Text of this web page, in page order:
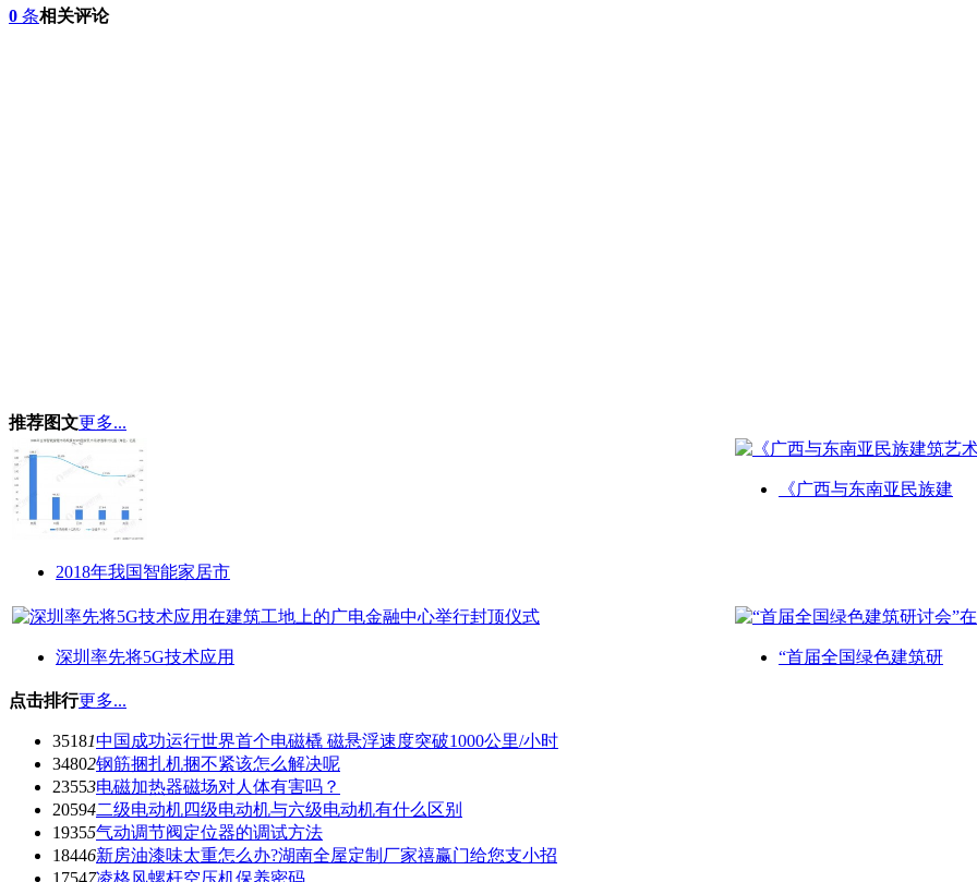
0 条相关评论
推荐图文更多...
2018年我国智能家居市
《广西与东南亚民族建
深圳率先将5G技术应用 “首届全国绿色建筑研
点击排行更多...
35181中国成功运行世界首个电磁橇 磁悬浮速度突破1000公里/小时
34802钢筋捆扎机捆不紧该怎么解决呢
23553电磁加热器磁场对人体有害吗？
20594二级电动机四级电动机与六级电动机有什么区别
19355气动调节阀定位器的调试方法
18446新房油漆味太重怎么办?湖南全屋定制厂家禧赢门给您支小招
17547凌格风螺杆空压机保养密码